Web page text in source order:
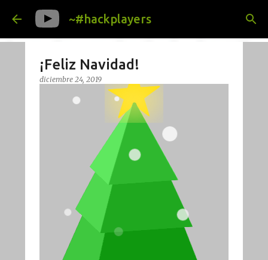
Ir al contenido principal
~#hackplayers
¡Feliz Navidad!
diciembre 24, 2019